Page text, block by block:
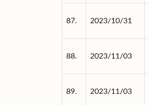
87. 2023/10/31
88. 2023/11/03
89. 2023/11/03